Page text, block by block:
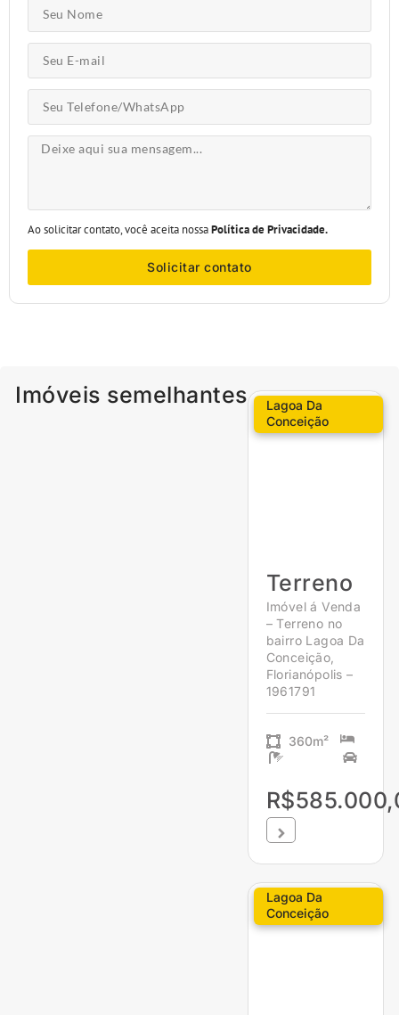
Ao solicitar contato, você aceita nossaPolítica de Privacidade.
Solicitar contato
Imóveis semelhantes
Lagoa Da
Conceição
Terreno
Imóvel á Venda
– Terreno no
bairro Lagoa Da
Conceição,
Florianópolis –
1961791
360m²
Lagoa Da
Conceição